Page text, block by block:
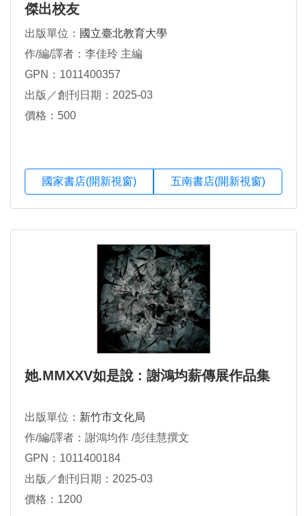
傑出校友
出版單位： 國立臺北教育大學
作/編/譯者：李佳玲 主編
GPN：1011400357
出版／創刊日期：2025-03
價格：500
國家書店(開新視窗) 五南書店(開新視窗)
她.MMXXV如是說 : 謝鴻均薪傳展作品集
出版單位： 新竹市文化局
作/編/譯者：謝鴻均作 /彭佳慧撰文
GPN：1011400184
出版／創刊日期：2025-03
價格：1200